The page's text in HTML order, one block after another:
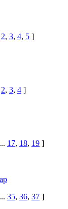
2, 3, 4, 5 ]
2, 3, 4 ]
... 17, 18, 19 ]
... 35, 36, 37 ]